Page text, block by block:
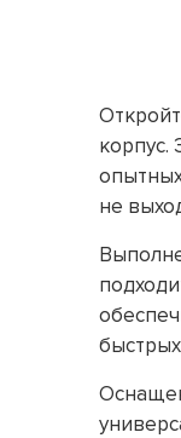
корпус.
не